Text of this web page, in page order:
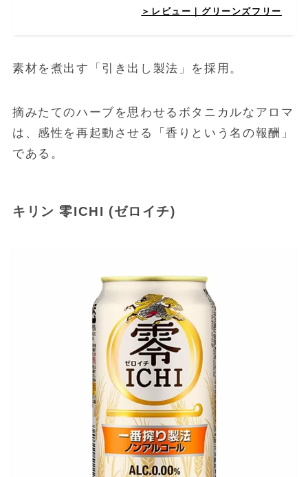
＞レビュー｜グリーンズフリー
素材を煮出す「引き出し製法」を採用。
摘みたてのハーブを思わせるボタニカルなアロマ
は、感性を再起動させる「香りという名の報酬」
である。
キリン 零ICHI (ゼロイチ)